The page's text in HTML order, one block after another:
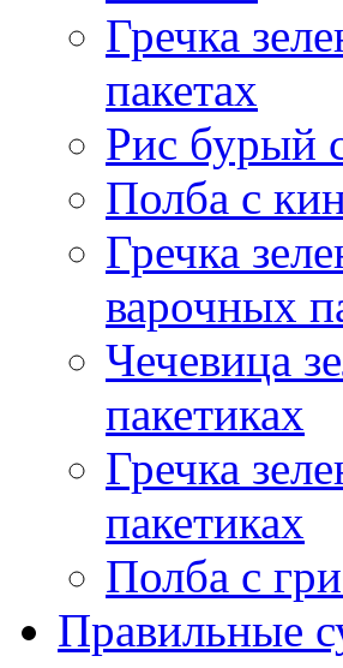
Гречка
пакетах
Рис бурый
Полба с
Гречка
варочных
Чечевица
пакетиках
Гречка
пакетиках
Полба с
Правильные